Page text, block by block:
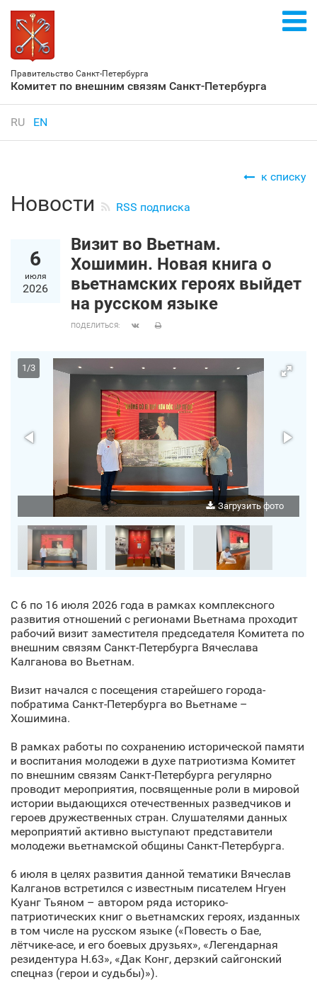
Правительство Санкт‑Петербурга
Комитет по внешним связям Санкт‑Петербурга
RU EN
к списку
Новости RSS подписка
6
июля
2026
Визит во Вьетнам.
Хошимин. Новая книга о
вьетнамских героях выйдет
на русском языке
ПОДЕЛИТЬСЯ:
Загрузить фото
1/3
С 6 по 16 июля 2026 года в рамках комплексного
развития отношений с регионами Вьетнама проходит
рабочий визит заместителя председателя Комитета по
внешним связям Санкт‑Петербурга Вячеслава
Калганова во Вьетнам.
Визит начался с посещения старейшего города-
побратима Санкт‑Петербурга во Вьетнаме –
Хошимина.
В рамках работы по сохранению исторической памяти
и воспитания молодежи в духе патриотизма Комитет
по внешним связям Санкт‑Петербурга регулярно
проводит мероприятия, посвященные роли в мировой
истории выдающихся отечественных разведчиков и
героев дружественных стран. Слушателями данных
мероприятий активно выступают представители
молодежи вьетнамской общины Санкт‑Петербурга.
6 июля в целях развития данной тематики Вячеслав
Калганов встретился с известным писателем Нгуен
Куанг Тьяном – автором ряда историко-
патриотических книг о вьетнамских героях, изданных
в том числе на русском языке («Повесть о Бае,
лётчике‑асе, и его боевых друзьях», «Легендарная
резидентура H.63», «Дак Конг, дерзкий сайгонский
спецназ (герои и судьбы)»).